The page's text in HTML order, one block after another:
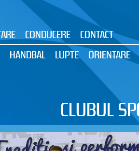
CONDUCERE
CONTACT
HANDBAL LUPTE ORIENTARE
CLUBUL